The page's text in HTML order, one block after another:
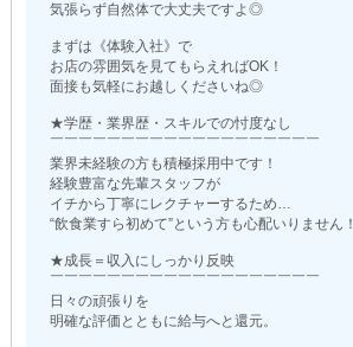
気張らず自然体で大丈夫ですよ◎
まずは《体験入社》で
お店の雰囲気を見てもらえればOK！
面接も気軽にお越しくださいね◎
★学歴・業界歴・スキルでの忖度なし
￣￣￣￣￣￣￣￣￣￣￣￣￣￣￣￣￣￣￣
業界未経験の方も積極採用中です！
経験豊富な先輩スタッフが
イチから丁寧にレクチャーするため…
“飲食業すら初めて”という方も心配いりません！
★成長＝収入にしっかり反映
￣￣￣￣￣￣￣￣￣￣￣￣￣￣￣￣￣￣￣
日々の頑張りを
明確な評価とともに給与へと還元。